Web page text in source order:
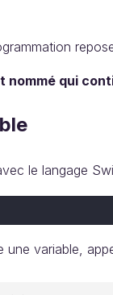
nommé qui
le langage
une variable,